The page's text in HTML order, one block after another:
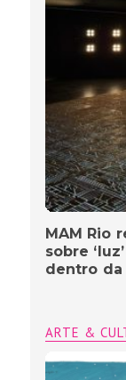
MAM Rio
sobre
dentro da
ARTE &